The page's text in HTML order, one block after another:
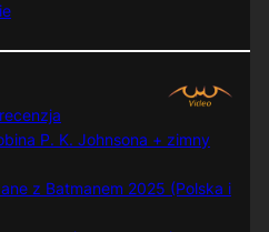
P. K. Johnsona + zimny
z Batmanem 2025 (Polska i